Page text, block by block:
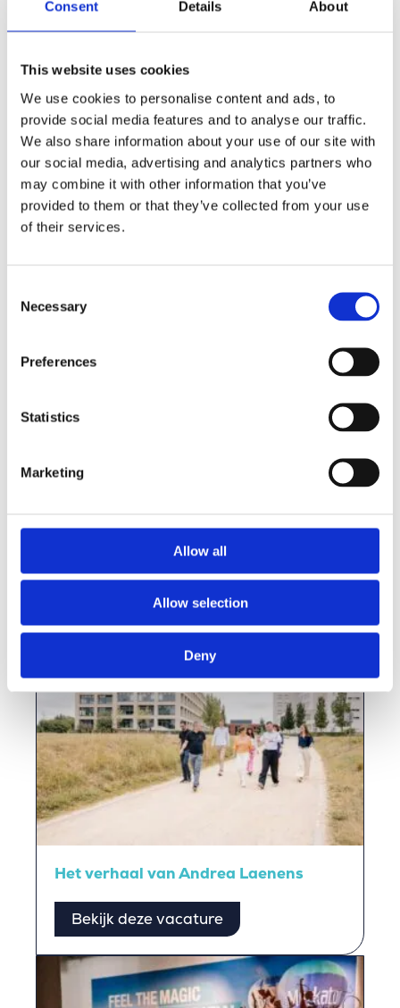
Consent Details About
This website uses cookies
We use cookies to personalise content and ads, to
provide social media features and to analyse our traffic.
We also share information about your use of our site with
our social media, advertising and analytics partners who
may combine it with other information that you’ve
provided to them or that they’ve collected from your use
of their services.
Selection
Necessary
Preferences
Statistics
Marketing
Allow all
Allow selection
Deny
Bekijk onze webinars terug
Gaiabuilder Partnership GP One
Het verhaal van Andrea Laenens
Bekijk deze vacature